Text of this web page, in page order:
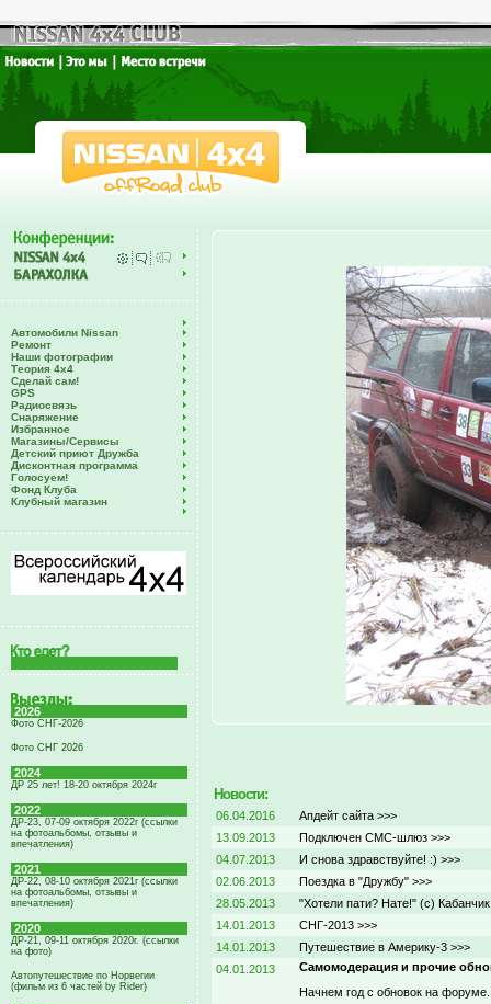
Автомобили Nissan
Ремонт
Наши фотографии
Теория 4х4
Сделай сам!
GPS
Радиосвязь
Снаряжение
Избранное
Магазины/Сервисы
Детский приют Дружба
Дисконтная программа
Голосуем!
Фонд Клуба
Клубный магазин
2026
Фото СНГ-2026
Фото СНГ 2026
2024
ДР 25 лет! 18-20 октября 2024г
2022
ДР-23, 07-09 октября 2022г (ссылки
на фотоальбомы, отзывы и
впечатления)
2021
ДР-22, 08-10 октября 2021г (ссылки
на фотоальбомы, отзывы и
впечатления)
2020
ДР-21, 09-11 октября 2020г. (ссылки
на фото)
Автопутешествие по Норвегии
(фильм из 6 частей by Rider)
Новости:
06.04.2016
Апдейт сайта >>>
13.09.2013
Подключен СМС-шлюз >>>
04.07.2013
И снова здравствуйте! :) >>>
02.06.2013
Поездка в "Дружбу" >>>
28.05.2013
"Хотели пати? Нате!" (с)
14.01.2013
СНГ-2013 >>>
14.01.2013
Путешествие в Америку-3 >>>
04.01.2013
Самомодерация и прочие
Начнем год с обновок на форуме.